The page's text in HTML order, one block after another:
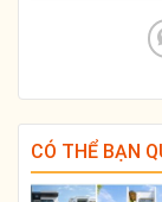
CÓ THỂ BẠN